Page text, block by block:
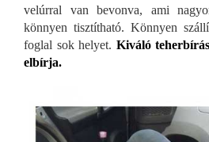
velúrral van bevonva, ami
könnyen tisztítható. Könnyen
foglal sok helyet. Kiváló
elbírja.